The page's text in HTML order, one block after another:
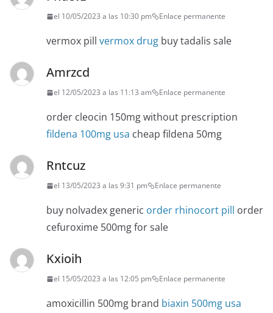
el 10/05/2023 a las 10:30 pm Enlace permanente
vermox pill vermox drug buy tadalis sale
Amrzcd
el 12/05/2023 a las 11:13 am Enlace permanente
order cleocin 150mg without prescription
fildena 100mg usa cheap fildena 50mg
Rntcuz
el 13/05/2023 a las 9:31 pm Enlace permanente
buy nolvadex generic order rhinocort pill order
cefuroxime 500mg for sale
Kxioih
el 15/05/2023 a las 12:05 pm Enlace permanente
amoxicillin 500mg brand biaxin 500mg usa